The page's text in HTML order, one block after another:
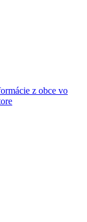
z obce vo